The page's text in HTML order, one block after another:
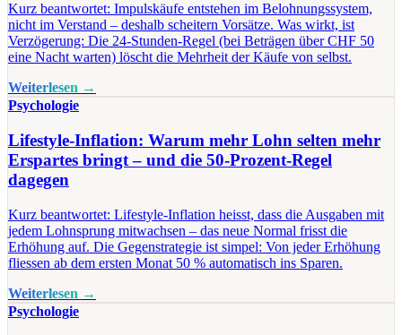
Kurz beantwortet: Impulskäufe entstehen im Belohnungssystem,
nicht im Verstand – deshalb scheitern Vorsätze. Was wirkt, ist
Verzögerung: Die 24-Stunden-Regel (bei Beträgen über CHF 50
eine Nacht warten) löscht die Mehrheit der Käufe von selbst.
Weiterlesen →
Psychologie
Lifestyle-Inflation: Warum mehr Lohn selten mehr
Erspartes bringt – und die 50-Prozent-Regel
dagegen
Kurz beantwortet: Lifestyle-Inflation heisst, dass die Ausgaben mit
jedem Lohnsprung mitwachsen – das neue Normal frisst die
Erhöhung auf. Die Gegenstrategie ist simpel: Von jeder Erhöhung
fliessen ab dem ersten Monat 50 % automatisch ins Sparen.
Weiterlesen →
Psychologie